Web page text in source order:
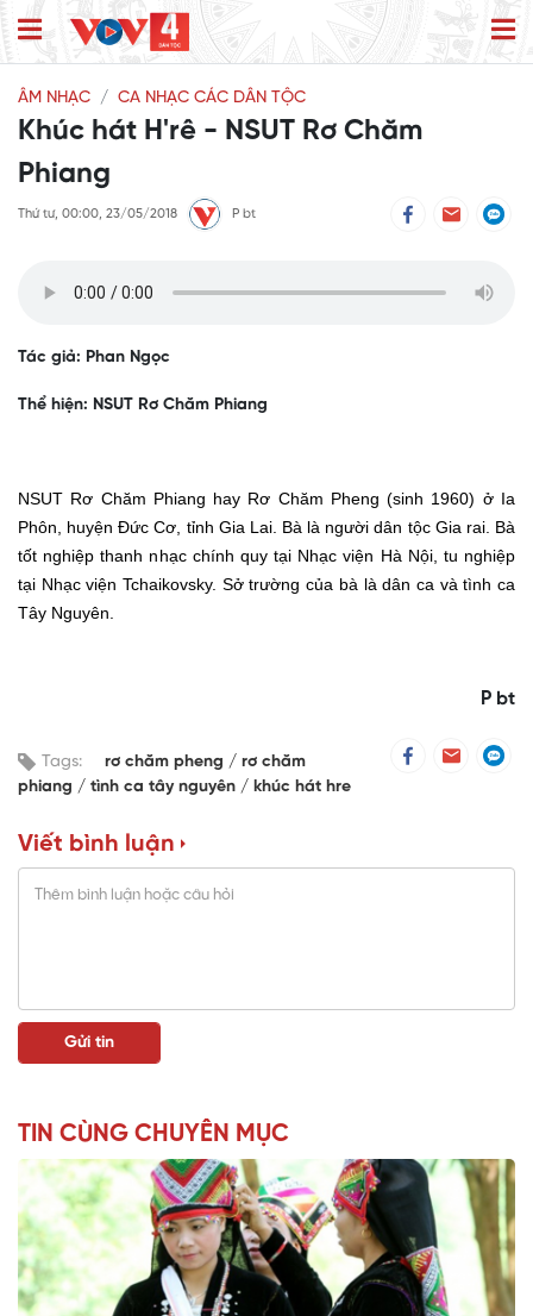
ÂM NHẠC CA NHẠC CÁC DÂN TỘC
Khúc hát H'rê - NSUT Rơ Chăm
Phiang
Thứ tư, 00:00, 23/05/2018 P bt
Tác giả: Phan Ngọc
Thể hiện: NSUT Rơ Chăm Phiang
NSUT Rơ Chăm Phiang hay Rơ Chăm Pheng (sinh 1960) ở Ia
Phôn, huyện Đức Cơ, tỉnh Gia Lai. Bà là người dân tộc Gia rai. Bà
tốt nghiệp thanh nhạc chính quy tại Nhạc viện Hà Nội, tu nghiệp
tại Nhạc viện Tchaikovsky. Sở trường của bà là dân ca và tình ca
Tây Nguyên.
P bt
Tags: rơ chăm pheng
rơ chăm
phiang
tình ca tây nguyên khúc hát hre
Viết bình luận
TIN CÙNG CHUYÊN MỤC